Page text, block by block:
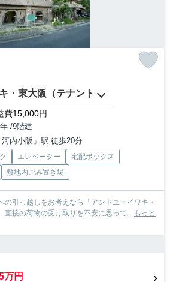
・東大阪（テナント
費15,000円
/9階建
内小阪」駅 徒歩20分
エレベーター
宅配ボックス
敷地内ごみ置き場
の引っ越しをお考えなら「アンドユーイワキ・
直接の荷物の受け取りを不安に思って...
もっと
万円